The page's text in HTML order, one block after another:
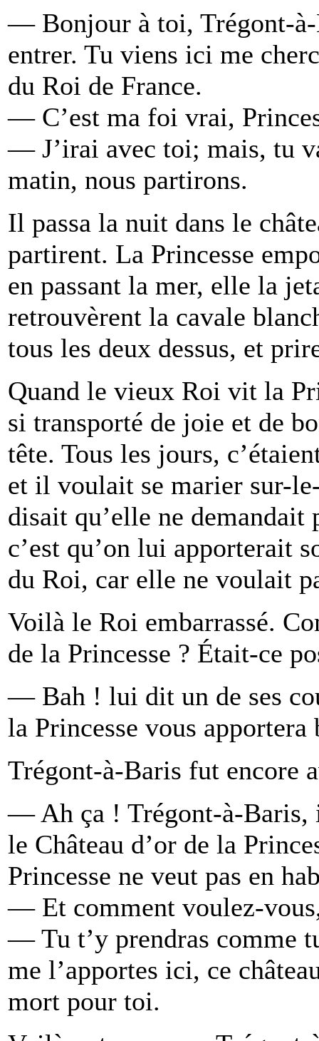
— Bonjour à toi, Trégont-
entrer. Tu viens ici me
du Roi de France.
— C’est ma foi vrai,
— J’irai avec toi; mais, tu
matin, nous partirons.
Il passa la nuit dans le
partirent. La Princesse
en passant la mer, elle la
retrouvèrent la cavale
tous les deux dessus, et
Quand le vieux Roi vit la
si transporté de joie et de
tête. Tous les jours,
et il voulait se marier sur-
disait qu’elle ne
c’est qu’on lui apporterait
du Roi, car elle ne voulait
Voilà le Roi embarrassé.
de la Princesse ? Était-ce
— Bah ! lui dit un de ses
la Princesse vous apportera
Trégont-à-Baris fut encore
— Ah ça ! Trégont-à-Baris,
le Château d’or de la
Princesse ne veut pas en
— Et comment voulez-
— Tu t’y prendras comme
me l’apportes ici, ce
mort pour toi.